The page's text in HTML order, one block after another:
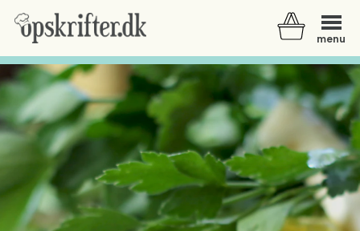
menu
Der er ingen varer i din kurv.